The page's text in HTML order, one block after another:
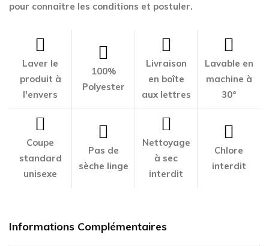
pour connaitre les conditions et postuler.
Laver le
produit à
l'envers
100%
Polyester
Livraison
en boîte
aux lettres
Lavable en
machine à
30°
Coupe
standard
unisexe
Pas de
sèche linge
Nettoyage
à sec
interdit
Chlore
interdit
Informations Complémentaires